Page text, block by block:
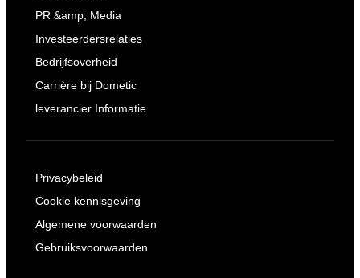
PR &amp; Media
Investeerdersrelaties
Bedrijfsoverheid
Carrière bij Dometic
leverancier Informatie
Privacybeleid
Cookie kennisgeving
Algemene voorwaarden
Gebruiksvoorwaarden